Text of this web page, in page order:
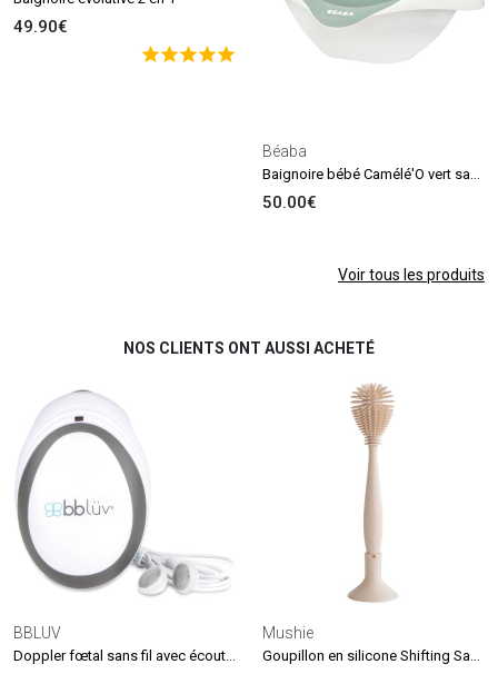
49.90€
Béaba
50.00€
Voir tous les produits
NOS CLIENTS ONT AUSSI ACHETÉ
BBLUV
Mushie